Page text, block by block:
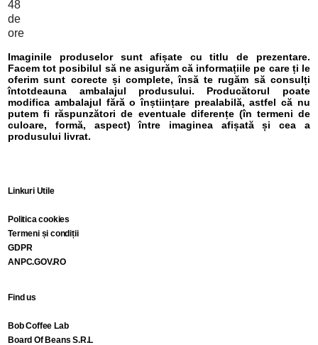
Imaginile produselor sunt afișate cu titlu de prezentare.
Facem tot posibilul să ne asigurăm că informațiile pe care ți le
oferim sunt corecte și complete, însă te rugăm să consulți
întotdeauna ambalajul produsului. Producătorul poate
modifica ambalajul fără o înștiințare prealabilă, astfel că nu
putem fi răspunzători de eventuale diferențe (în termeni de
culoare, formă, aspect) între imaginea afișată și cea a
produsului livrat.
Linkuri Utile
Politica cookies
Termeni și condiții
GDPR
ANPC.GOV.RO
Find us
Bob Coffee Lab
Board Of Beans S.R.L